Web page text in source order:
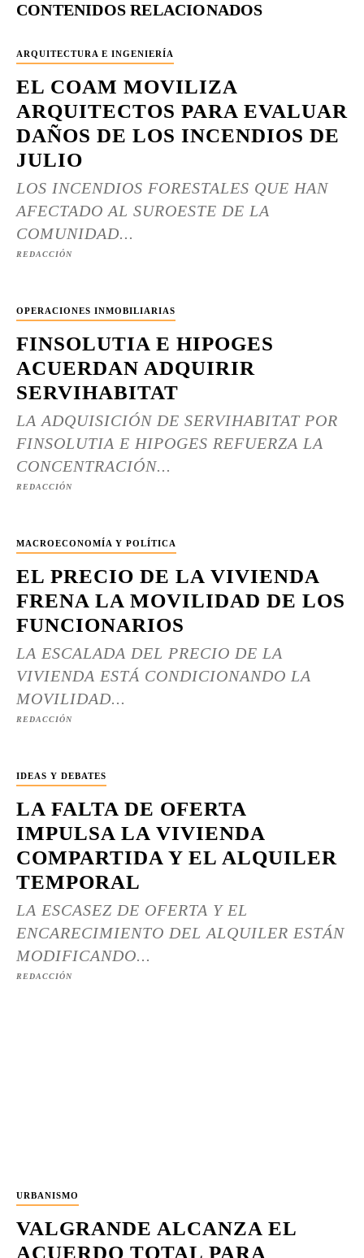
CONTENIDOS RELACIONADOS
ARQUITECTURA E INGENIERÍA
EL COAM MOVILIZA
ARQUITECTOS PARA EVALUAR
DAÑOS DE LOS INCENDIOS DE
JULIO
LOS INCENDIOS FORESTALES QUE HAN
AFECTADO AL SUROESTE DE LA
COMUNIDAD...
REDACCIÓN
OPERACIONES INMOBILIARIAS
FINSOLUTIA E HIPOGES
ACUERDAN ADQUIRIR
SERVIHABITAT
LA ADQUISICIÓN DE SERVIHABITAT POR
FINSOLUTIA E HIPOGES REFUERZA LA
CONCENTRACIÓN...
REDACCIÓN
MACROECONOMÍA Y POLÍTICA
EL PRECIO DE LA VIVIENDA
FRENA LA MOVILIDAD DE LOS
FUNCIONARIOS
LA ESCALADA DEL PRECIO DE LA
VIVIENDA ESTÁ CONDICIONANDO LA
MOVILIDAD...
REDACCIÓN
IDEAS Y DEBATES
LA FALTA DE OFERTA
IMPULSA LA VIVIENDA
COMPARTIDA Y EL ALQUILER
TEMPORAL
LA ESCASEZ DE OFERTA Y EL
ENCARECIMIENTO DEL ALQUILER ESTÁN
MODIFICANDO...
REDACCIÓN
URBANISMO
VALGRANDE ALCANZA EL
ACUERDO TOTAL PARA